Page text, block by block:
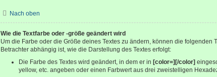
Nach oben
Wie die Textfarbe oder -größe geändert wird
Um die Farbe oder die Größe deines Textes zu ändern, können die
Betrachter abhängig ist, wie die Darstellung des Textes erfolgt:
Die Farbe des Textes wird geändert, in dem er in [color=][/color]
yellow, etc. angeben oder einen Farbwert aus drei zweistelligen